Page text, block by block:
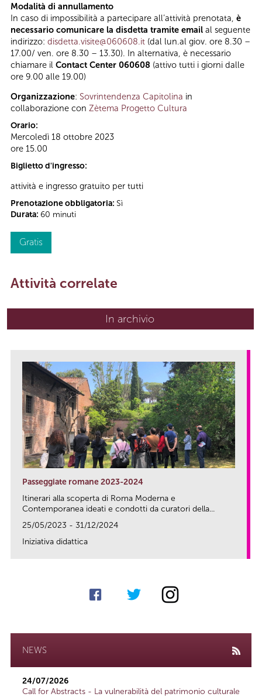
Modalità di annullamento
In caso di impossibilità a partecipare all’attività prenotata, è
necessario comunicare la disdetta tramite email al seguente
indirizzo: disdetta.visite@060608.it (dal lun.al giov. ore 8.30 –
17.00/ ven. ore 8.30 – 13.30). In alternativa, è necessario
chiamare il Contact Center 060608 (attivo tutti i giorni dalle
ore 9.00 alle 19.00)
Organizzazione: Sovrintendenza Capitolina in
collaborazione con Zètema Progetto Cultura
Orario:
Mercoledì 18 ottobre 2023
ore 15.00
Biglietto d'ingresso:
attività e ingresso gratuito per tutti
Prenotazione obbligatoria: Sì
Durata: 60 minuti
Gratis
Attività correlate
In archivio
Passeggiate romane 2023-2024
Itinerari alla scoperta di Roma Moderna e
Contemporanea ideati e condotti da curatori della...
25/05/2023 - 31/12/2024
Iniziativa didattica
NEWS
24/07/2026
Call for Abstracts - La vulnerabilità del patrimonio culturale